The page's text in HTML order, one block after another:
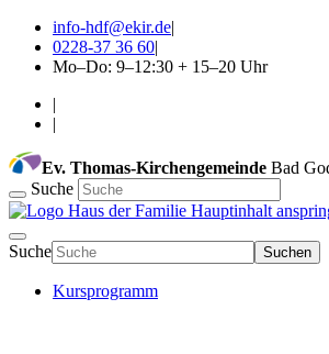
info-hdf@ekir.de|
0228-37 36 60|
Mo–Do: 9–12:30 + 15–20 Uhr
|
|
Ev. Thomas-Kirchengemeinde Bad
Suche
Hauptinhalt
Suche Suchen
Kursprogramm